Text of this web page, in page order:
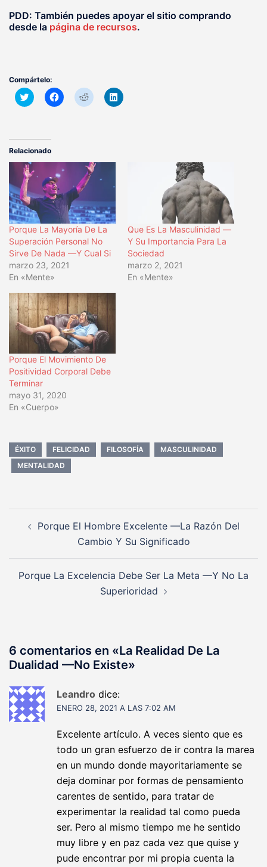
PDD: También puedes apoyar el sitio comprando
desde la página de recursos.
Compártelo:
Haz
clic
(Se
abre
una
ventana
nueva)
Haz
clic
una
ventana
nueva)
Haz
clic
una
ventana
nueva)
Haz
clic
Relacionado
Porque La Mayoría De La
Superación Personal No
Sirve De Nada —Y Cual Si
marzo 23, 2021
En «Mente»
Que Es La Masculinidad —
Y Su Importancia Para La
Sociedad
marzo 2, 2021
En «Mente»
Porque El Movimiento De
Positividad Corporal Debe
Terminar
mayo 31, 2020
En «Cuerpo»
ÉXITO FELICIDAD FILOSOFÍA
MASCULINIDAD
MENTALIDAD
Porque El Hombre Excelente —La Razón Del
Cambio Y Su Significado
Porque La Excelencia Debe Ser La Meta —Y No La
Superioridad
6 comentarios en «La Realidad De La
Dualidad —No Existe»
Leandro dice:
ENERO 28, 2021 A LAS 7:02 AM
Excelente artículo. A veces siento que es
todo un gran esfuerzo de ir contra la marea
en un mundo donde mayoritariamente se
deja dominar por formas de pensamiento
carentes de sentido, para tratar de
experimentar la realidad tal como pueda
ser. Pero al mismo tiempo me he sentido
muy libre y en paz cada vez que quise y
pude encontrar por mi propia cuenta la